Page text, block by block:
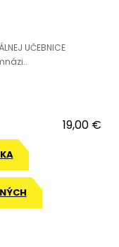
UČEBNICE
19,00 €